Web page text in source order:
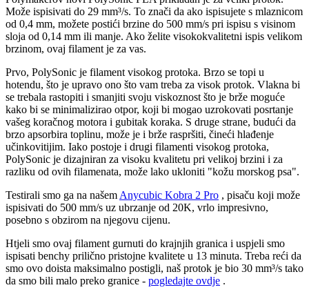
Može ispisivati ​​do 29 mm³/s. To znači da ako ispisujete s mlaznicom
od 0,4 mm, možete postići brzine do 500 mm/s pri ispisu s visinom
sloja od 0,14 mm ili manje. Ako želite visokokvalitetni ispis velikom
brzinom, ovaj filament je za vas.
Prvo, PolySonic je filament visokog protoka. Brzo se topi u
hotendu, što je upravo ono što vam treba za visok protok. Vlakna bi
se trebala rastopiti i smanjiti svoju viskoznost što je brže moguće
kako bi se minimalizirao otpor, koji bi mogao uzrokovati posrtanje
vašeg koračnog motora i gubitak koraka. S druge strane, budući da
brzo apsorbira toplinu, može je i brže raspršiti, čineći hlađenje
učinkovitijim. Iako postoje i drugi filamenti visokog protoka,
PolySonic je dizajniran za visoku kvalitetu pri velikoj brzini i za
razliku od ovih filamenata, može lako ukloniti "kožu morskog psa".
Testirali smo ga na našem Anycubic Kobra 2 Pro , pisaču koji može
ispisivati ​​do 500 mm/s uz ubrzanje od 20K, vrlo impresivno,
posebno s obzirom na njegovu cijenu.
Htjeli smo ovaj filament gurnuti do krajnjih granica i uspjeli smo
ispisati benchy prilično pristojne kvalitete u 13 minuta. Treba reći da
smo ovo doista maksimalno postigli, naš protok je bio 30 mm³/s tako
da smo bili malo preko granice - pogledajte ovdje .